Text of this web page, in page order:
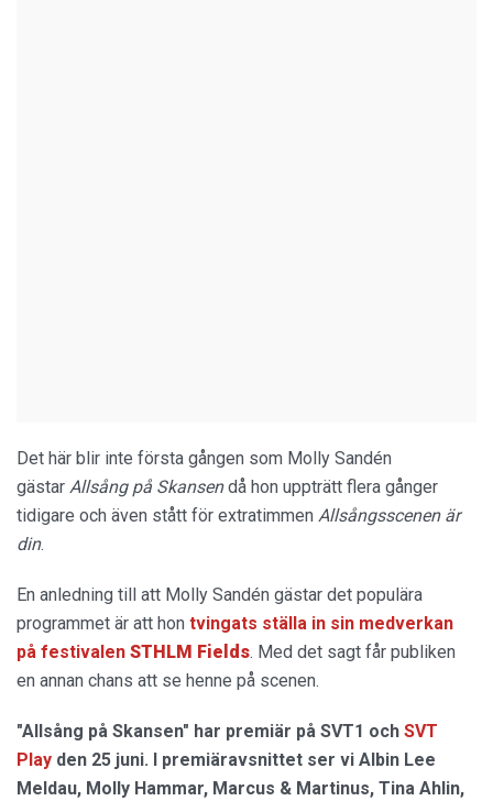
Det här blir inte första gången som Molly Sandén
gästar Allsång på Skansendå hon uppträtt flera gånger
tidigare och även stått för extratimmen Allsångsscenen är
din.
En anledning till att Molly Sandén gästar det populära
programmet är att hon tvingats ställa in sin medverkan
på festivalen STHLM Fields. Med det sagt får publiken
en annan chans att se henne på scenen.
"Allsång på Skansen" har premiär på SVT1 och SVT
Play den 25 juni. I premiäravsnittet ser vi Albin Lee
Meldau, Molly Hammar, Marcus & Martinus, Tina Ahlin,